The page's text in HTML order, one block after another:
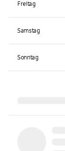
Freitag
Samstag
Sonntag